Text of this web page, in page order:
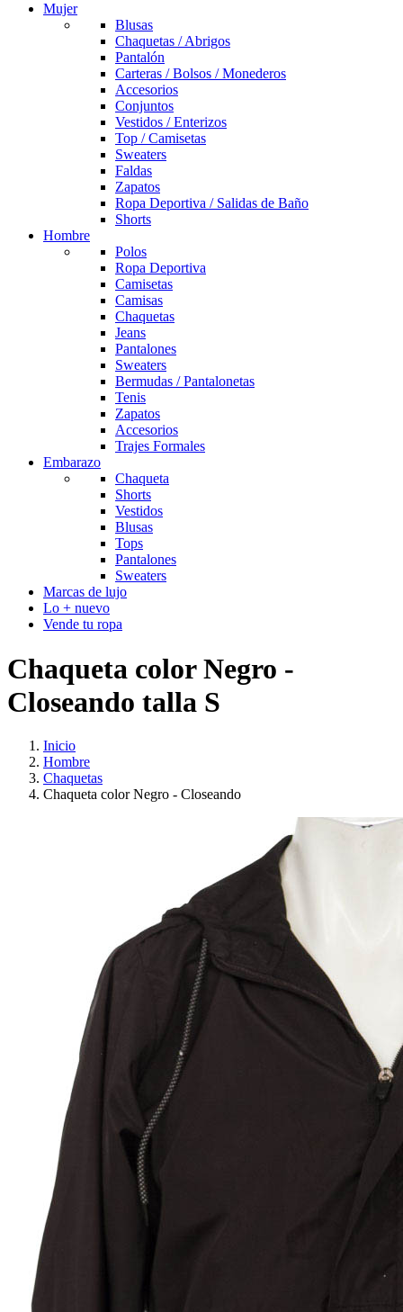
Mujer
Blusas
Chaquetas / Abrigos
Pantalón
Carteras / Bolsos / Monederos
Accesorios
Conjuntos
Vestidos / Enterizos
Top / Camisetas
Sweaters
Faldas
Zapatos
Ropa Deportiva / Salidas de Baño
Shorts
Hombre
Polos
Ropa Deportiva
Camisetas
Camisas
Chaquetas
Jeans
Pantalones
Sweaters
Bermudas / Pantalonetas
Tenis
Zapatos
Accesorios
Trajes Formales
Embarazo
Chaqueta
Shorts
Vestidos
Blusas
Tops
Pantalones
Sweaters
Marcas de lujo
Lo + nuevo
Vende tu ropa
Chaqueta color Negro -
Closeando talla S
Inicio
Hombre
Chaquetas
Chaqueta color Negro - Closeando